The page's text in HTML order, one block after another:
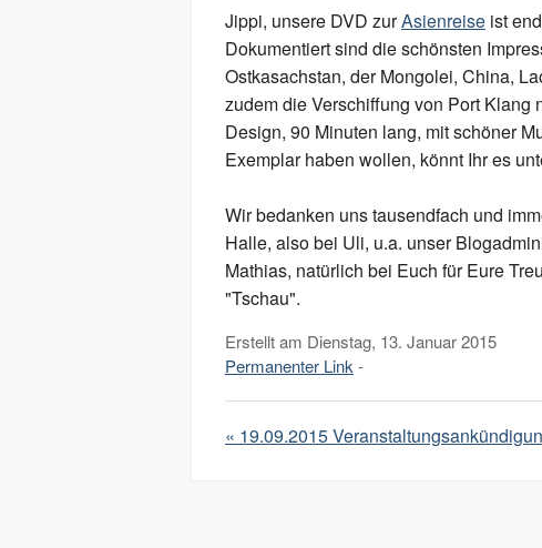
Jippi, unsere DVD zurAsienreise ist
Dokumentiert sind die schönsten
Ostkasachstan, der Mongolei, China,
zudem die Verschiffung von Port
Design, 90 Minuten lang, mit schöner
Exemplar haben wollen, könnt Ihr es
Wir bedanken uns tausendfach und
Halle, also bei Uli, u.a. unser
Mathias, natürlich bei Euch für Eure
"Tschau".
Erstellt am Dienstag, 13. Januar 2015
Permanenter Link -
« 19.09.2015